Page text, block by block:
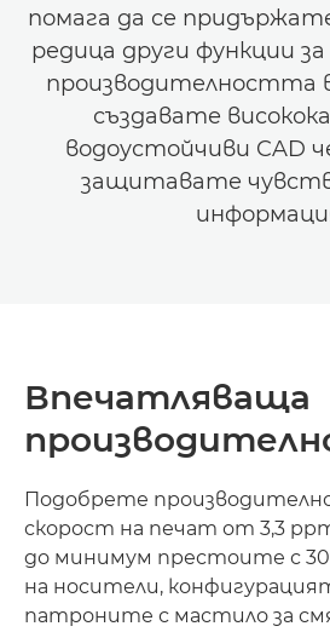
помага да се
редица други функции
производителността
създавате
водоустойчиви CAD
защитавате
Впечатляваща
Подобрете
скорост на печат от 3,3
до минимум престоите с
на носители,
патроните с мастило за